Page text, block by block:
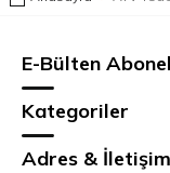
E-Bülten
Kategoriler
Adres & İletişim